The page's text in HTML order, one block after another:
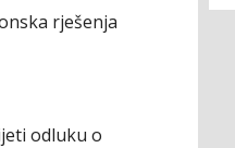
rješenja
odluku o